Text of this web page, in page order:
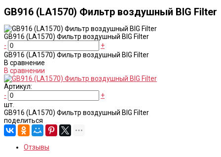
GB916 (LA1570) Фильтр воздушный BIG Filter
GB916 (LA1570) Фильтр воздушный BIG Filter
-
+
GB916 (LA1570) Фильтр воздушный BIG Filter
В сравнение
В сравнении
Артикул:
-
+
шт.
GB916 (LA1570) Фильтр воздушный BIG Filter
поделиться
Отзывы